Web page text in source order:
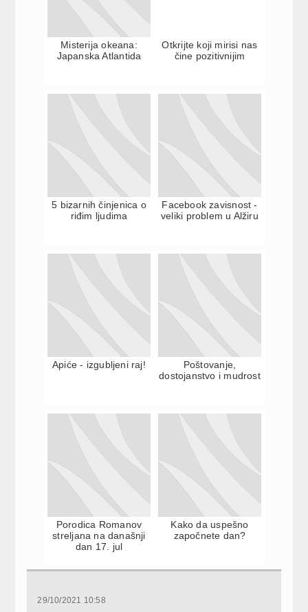
Misterija okeana:
Japanska Atlantida
Otkrijte koji mirisi nas
čine pozitivnijim
5 bizarnih činjenica o
riđim ljudima
Facebook zavisnost -
veliki problem u Alžiru
Apiće - izgubljeni raj!
Poštovanje,
dostojanstvo i mudrost
Porodica Romanov
streljana na današnji
dan 17. jul
Kako da uspešno
započnete dan?
29/10/2021 10:58